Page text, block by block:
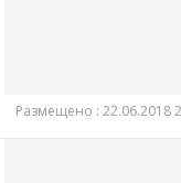
Размещено : 22.06.2018